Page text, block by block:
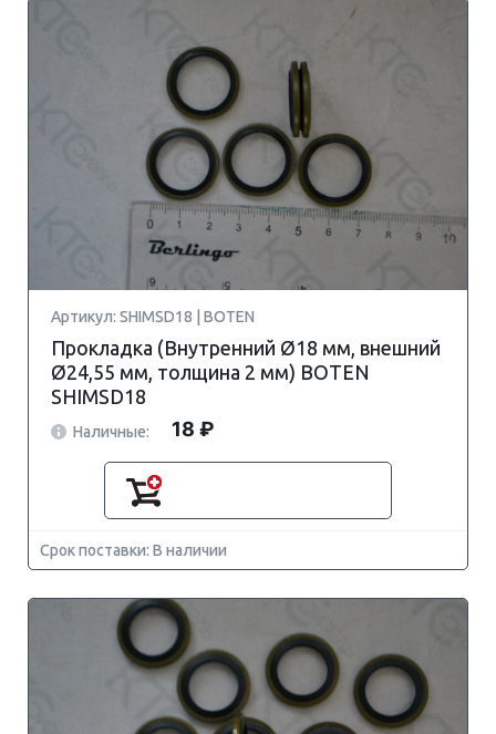
Артикул: SHIMSD18 | BOTEN
Прокладка (Внутренний Ø18 мм, внешний
Ø24,55 мм, толщина 2 мм) BOTEN
SHIMSD18
Наличные: 18 ₽
Срок поставки: В наличии